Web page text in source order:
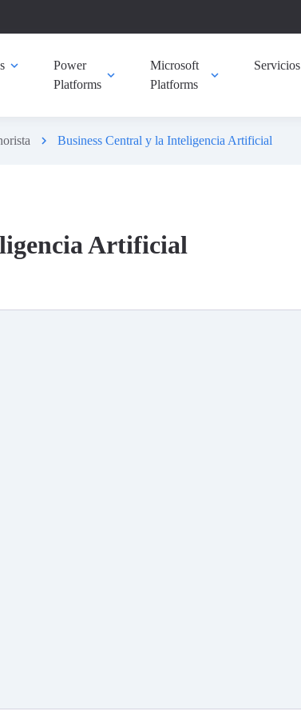
expand_more
Power
Platforms
expand_more
Microsoft
Platforms
expand_more
Servicios
chevron_right Business Central y la Inteligencia Artificial
Artificial